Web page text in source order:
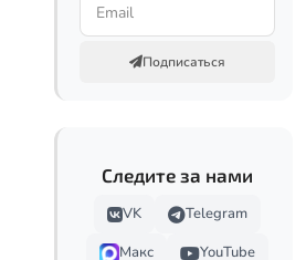
Подписаться
Следите за нами
VK
Telegram
Макс
YouTube